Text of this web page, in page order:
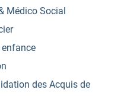
Médico Social
des Acquis de